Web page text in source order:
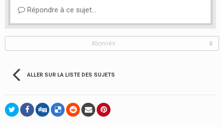
Répondre à ce sujet…
Abonnés 0
ALLER SUR LA LISTE DES SUJETS